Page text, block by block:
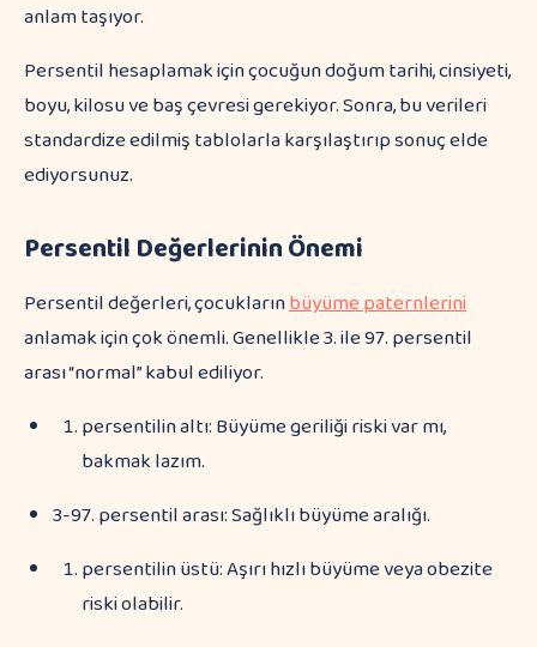
anlam taşıyor.
Persentil hesaplamak için çocuğun doğum tarihi, cinsiyeti,
boyu, kilosu ve baş çevresi gerekiyor. Sonra, bu verileri
standardize edilmiş tablolarla karşılaştırıp sonuç elde
ediyorsunuz.
Persentil Değerlerinin Önemi
Persentil değerleri, çocuklarınbüyüme paternlerini
anlamak için çok önemli. Genellikle 3. ile 97. persentil
arası “normal” kabul ediliyor.
persentilin altı: Büyüme geriliği riski var mı,
bakmak lazım.
3-97. persentil arası: Sağlıklı büyüme aralığı.
persentilin üstü: Aşırı hızlı büyüme veya obezite
riski olabilir.